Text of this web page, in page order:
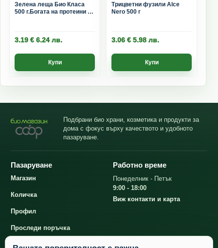
Зелена леща Био Класа
500 г.Богата на протеини и
3.19 € 6.24лв.
Купи
Трицветни фузили Alce
Nero 500 г
3.06 € 5.98 лв.
Купи
Подбрани био храни, козметика и продукти за
дома с фокус върху качеството и удобното
пазаруване.
Пазаруване
Магазин
Количка
Профил
Проследи поръчка
Работно време
Понеделник - Петък
9:00 - 18:00
Виж контакти и карта